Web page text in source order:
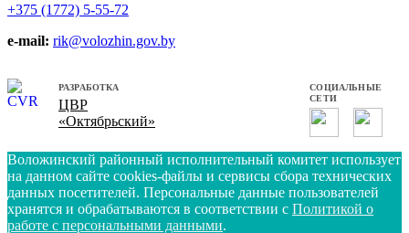
+375 (1772) 5-55-72
e-mail: rik@volozhin.gov.by
РАЗРАБОТКА
ЦВР
«Октябрьский»
СОЦИАЛЬНЫЕ
СЕТИ
Воложинский районный исполнительный комитет использует
на данном сайте cookies-файлы и сервисы сбора технических
данных посетителей. Персональные данные пользователей
хранятся и обрабатываются в соответствии с Политикой о
работе с персональными данными.